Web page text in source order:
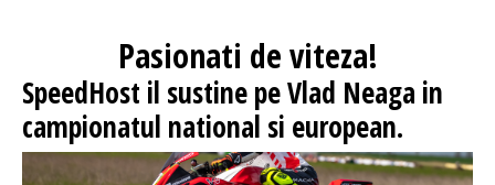
Pasionati de viteza!
SpeedHost il sustine pe Vlad Neaga in
campionatul national si european.